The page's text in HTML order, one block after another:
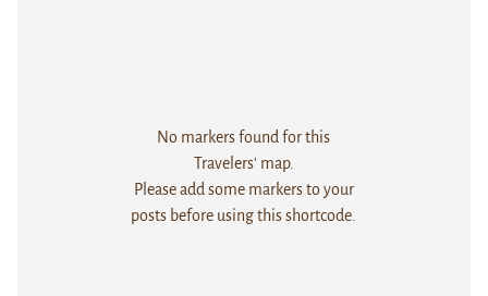
No markers found for this
Travelers' map.
Please add some markers to your
posts before using this shortcode.